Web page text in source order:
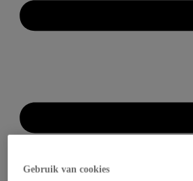
Gebruik van cookies